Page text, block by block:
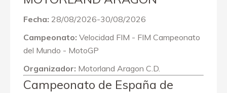
Fecha: 28/08/2026-30/08/2026
Campeonato: Velocidad FIM - FIM Campeonato
del Mundo - MotoGP
Organizador: Motorland Aragon C.D.
Campeonato de España de